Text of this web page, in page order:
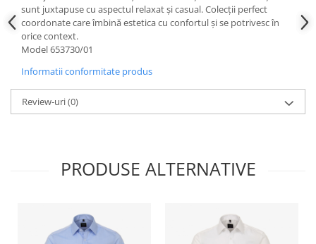
sunt juxtapuse cu aspectul relaxat și casual. Colecții perfect
coordonate care îmbină estetica cu confortul și se potrivesc în
orice context.
Model 653730/01
Informatii conformitate produs
Review-uri(0)
PRODUSE ALTERNATIVE